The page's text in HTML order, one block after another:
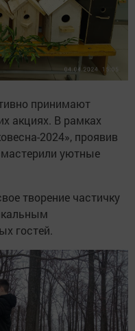
принимают
акциях. В рамках
2024», проявив
уютные
творение частичку
гостей.